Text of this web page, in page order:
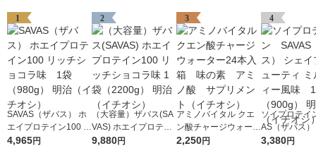
1
SAVAS（ザバス） ホ
エイプロテイン100 リ
ッチショコラ味 1袋
4,965円
2
（大容量）ザバス(SA
VAS) ホエイプロテイ
ン100 リッチショコラ
9,880円
3
アミノバイタル クエ
ン酸チャージウォータ
ー24本入箱 味の
2,250円
4
ソイプロテ
AS（ザバス
プ＆ビューテ
3,380円